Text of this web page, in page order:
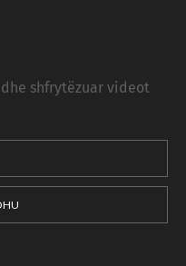
shfrytëzuar videot